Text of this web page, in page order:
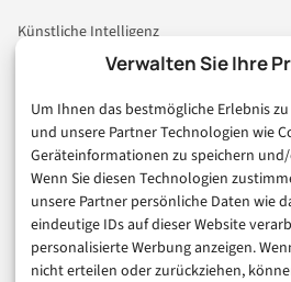
Verwalten Sie Ihre
Um Ihnen das bestmögliche Erlebnis
und unsere Partner Technologien wie
Geräteinformationen zu speichern
Wenn Sie diesen Technologien
unsere Partner persönliche Daten wie
eindeutige IDs auf dieser Website
personalisierte Werbung anzeigen.
nicht erteilen oder zurückziehen,
Künstliche Intelligenz
Technologie & IT
Consumer & Digital Life
Marketing
Finanzen & FinTech
Business & Karriere
Sicherheit & Recht
Digitalisierung